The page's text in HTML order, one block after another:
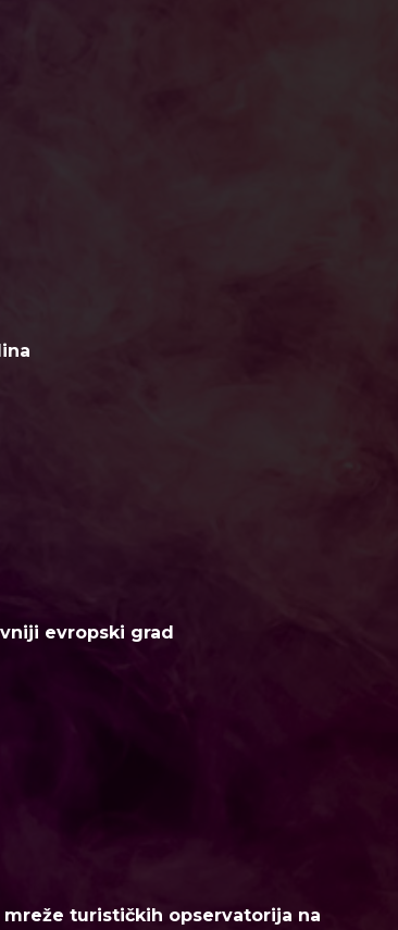
evropski grad
turističkih opservatorija na